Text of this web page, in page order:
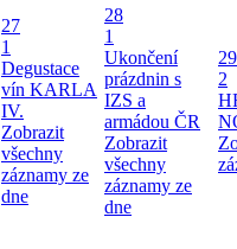
27
1
Degustace
vín KARLA
IV.
Zobrazit
všechny
záznamy ze
dne
28
1
Ukončení
prázdnin s
IZS a
armádou ČR
Zobrazit
všechny
záznamy ze
dne
29
2